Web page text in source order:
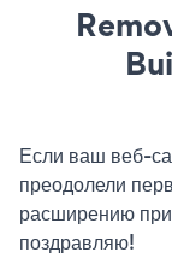
Если ваш веб-
преодолели
расширению
поздравляю!